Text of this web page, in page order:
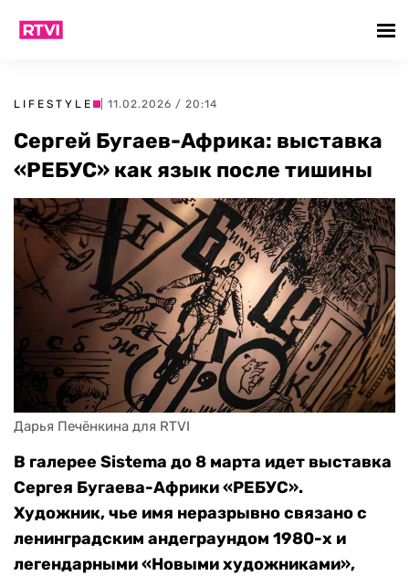
LIFESTYLE | 11.02.2026 / 20:14
Сергей Бугаев-Африка: выставка
«РЕБУС» как язык после тишины
Дарья Печёнкина для RTVI
В галерее Sistema до 8 марта идет выставка
Сергея Бугаева-Африки «РЕБУС».
Художник, чье имя неразрывно связано с
ленинградским андеграундом 1980-х и
легендарными «Новыми художниками»,